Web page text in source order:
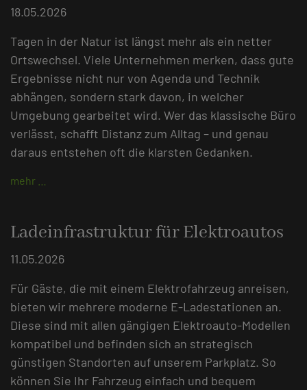
18.05.2026
Tagen in der Natur ist längst mehr als ein netter
Ortswechsel. Viele Unternehmen merken, dass gute
Ergebnisse nicht nur von Agenda und Technik
abhängen, sondern stark davon, in welcher
Umgebung gearbeitet wird. Wer das klassische Büro
verlässt, schafft Distanz zum Alltag – und genau
daraus entstehen oft die klarsten Gedanken.
mehr …
Ladeinfrastruktur für Elektroautos
11.05.2026
Für Gäste, die mit einem Elektrofahrzeug anreisen,
bieten wir mehrere moderne E-Ladestationen an.
Diese sind mit allen gängigen Elektroauto-Modellen
kompatibel und befinden sich an strategisch
günstigen Standorten auf unserem Parkplatz. So
können Sie Ihr Fahrzeug einfach und bequem